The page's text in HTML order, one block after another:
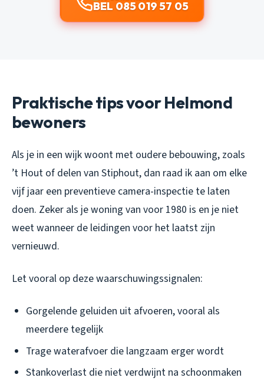
BEL 085 019 57 05
Praktische tips voor Helmond
bewoners
Als je in een wijk woont met oudere bebouwing, zoals
’t Hout of delen van Stiphout, dan raad ik aan om elke
vijf jaar een preventieve camera-inspectie te laten
doen. Zeker als je woning van voor 1980 is en je niet
weet wanneer de leidingen voor het laatst zijn
vernieuwd.
Let vooral op deze waarschuwingssignalen:
Gorgelende geluiden uit afvoeren, vooral als
meerdere tegelijk
Trage waterafvoer die langzaam erger wordt
Stankoverlast die niet verdwijnt na schoonmaken